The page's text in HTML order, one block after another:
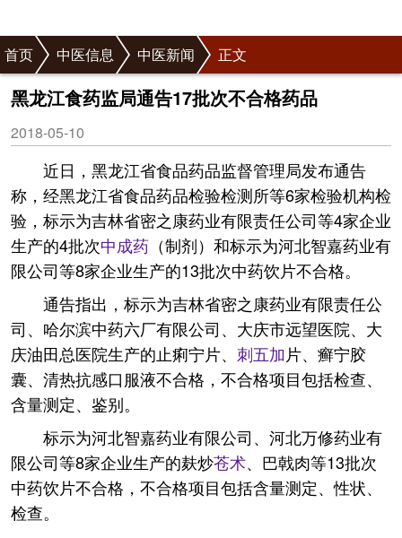
首页 中医信息 中医新闻 正文
黑龙江食药监局通告17批次不合格药品
2018-05-10
近日，黑龙江省食品药品监督管理局发布通告
称，经黑龙江省食品药品检验检测所等6家检验机构检
验，标示为吉林省密之康药业有限责任公司等4家企业
生产的4批次中成药 （制剂）和标示为河北智嘉药业有
限公司等8家企业生产的13批次中药饮片不合格。
通告指出，标示为吉林省密之康药业有限责任公
司、哈尔滨中药六厂有限公司、大庆市远望医院、大
庆油田总医院生产的止痢宁片、 刺五加片、癣宁胶
囊、清热抗感口服液不合格，不合格项目包括检查、
含量测定、鉴别。
标示为河北智嘉药业有限公司、河北万修药业有
限公司等8家企业生产的麸炒苍术、巴戟肉等13批次
中药饮片不合格，不合格项目包括含量测定、性状、
检查。